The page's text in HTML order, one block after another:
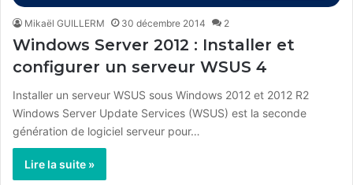
Mikaël GUILLERM 30 décembre 2014 2
Windows Server 2012 : Installer et
configurer un serveur WSUS 4
Installer un serveur WSUS sous Windows 2012 et 2012 R2
Windows Server Update Services (WSUS) est la seconde
génération de logiciel serveur pour…
Lire la suite »